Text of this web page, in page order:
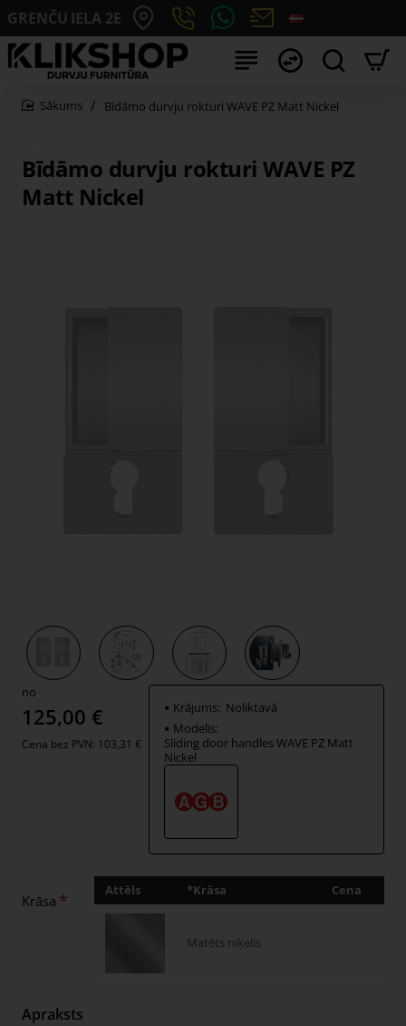
GRENČU IELA 2E
Bīdāmo durvju rokturi WAVE PZ
Matt Nickel
Bīdāmo durvju rokturi WAVE PZ Matt Nickel
no
125,00 €
Cena bez PVN: 103,31 €
Krājums: Noliktavā
Modelis:
Sliding door handles WAVE PZ Matt
Nickel
Krāsa
Attēls *Krāsa Cena
Matēts niķelis
Apraksts